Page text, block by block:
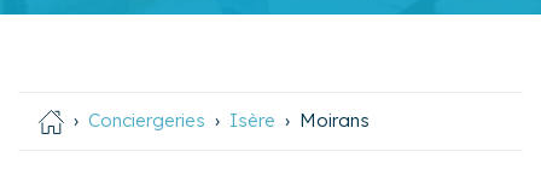
Conciergeries Isère Moirans